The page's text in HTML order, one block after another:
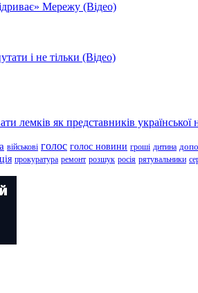
Мережу (Відео)
і не тільки (Відео)
лемків як представників української
військові голос голос новини гроші дитина
прокуратура ремонт розшук росія рятувальники